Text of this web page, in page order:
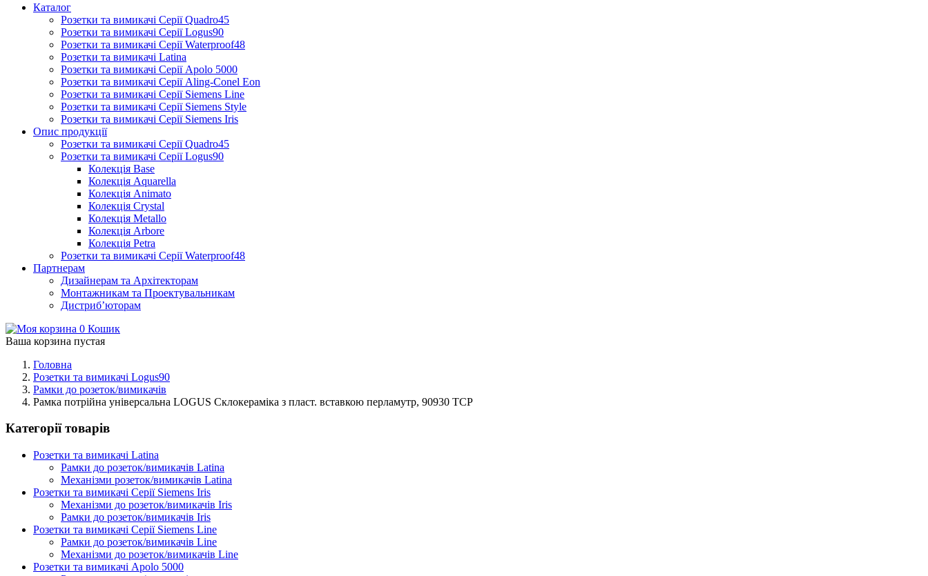
Каталог
Розетки та вимикачі Серії Quadro45
Розетки та вимикачі Серії Logus90
Розетки та вимикачі Серії Waterproof48
Розетки та вимикачі Latina
Розетки та вимикачі Серії Apolo 5000
Розетки та вимикачі Серії Aling-Conel Eon
Розетки та вимикачі Серії Siemens Line
Розетки та вимикачі Серії Siemens Style
Розетки та вимикачі Серії Siemens Iris
Опис продукції
Розетки та вимикачі Серії Quadro45
Розетки та вимикачі Серії Logus90
Колекція Base
Колекція Aquarella
Колекція Animato
Колекція Crystal
Колекція Metallo
Колекція Arbore
Колекція Petra
Розетки та вимикачі Серії Waterproof48
Партнерам
Дизайнерам та Архітекторам
Монтажникам та Проектувальникам
Дистриб’юторам
0 Кошик
Ваша корзина пустая
Головна
Розетки та вимикачі Logus90
Рамки до розеток/вимикачів
Рамка потрійна універсальна LOGUS Склокераміка з пласт. вставкою перламутр, 90930 TCP
Категорії товарів
Розетки та вимикачі Latina
Рамки до розеток/вимикачів Latina
Механізми розеток/вимикачів Latina
Розетки та вимикачі Серії Siemens Iris
Механізми до розеток/вимикачів Iris
Рамки до розеток/вимикачів Iris
Розетки та вимикачі Серії Siemens Line
Рамки до розеток/вимикачів Line
Механізми до розеток/вимикачів Line
Розетки та вимикачі Apolo 5000